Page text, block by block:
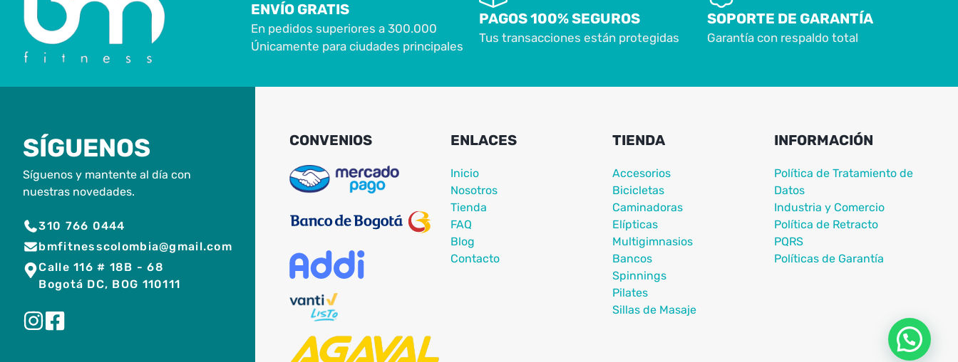
ENVÍO GRATIS
En pedidos superiores a 300.000
Únicamente para ciudades principales
PAGOS 100% SEGUROS
Tus transacciones están protegidas
SOPORTE DE GARANTÍA
Garantía con respaldo total
SÍGUENOS
Síguenos y mantente al día con
nuestras novedades.
310 766 0444
bmfitnesscolombia@gmail.com
Calle 116 # 18B - 68
Bogotá DC, BOG 110111
CONVENIOS ENLACES
Inicio
Nosotros
Tienda
FAQ
Blog
Contacto
TIENDA
Accesorios
Bicicletas
Caminadoras
Elípticas
Multigimnasios
Bancos
Spinnings
Pilates
Sillas de Masaje
INFORMACIÓN
Política de Tratamiento de
Datos
Industria y Comercio
Política de Retracto
PQRS
Políticas de Garantía